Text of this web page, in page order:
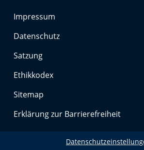
Impressum
Datenschutz
Satzung
Ethikkodex
Sitemap
Erklärung zur Barrierefreiheit
Google Maps
Anbieter:
Zweck:
von interaktiven Karten auf unserer